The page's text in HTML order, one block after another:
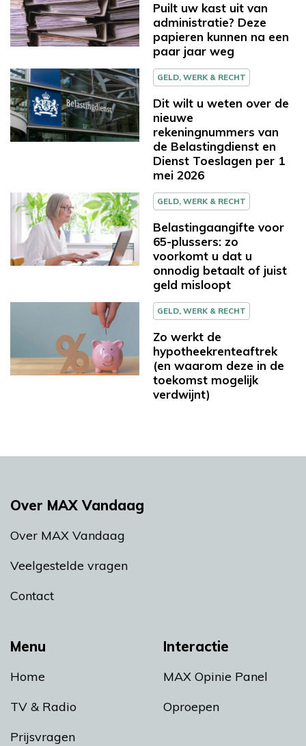
Puilt uw kast uit van
administratie? Deze
papieren kunnen na een
paar jaar weg
GELD, WERK & RECHT
Dit wilt u weten over de
nieuwe
rekeningnummers van
de Belastingdienst en
Dienst Toeslagen per 1
mei 2026
GELD, WERK & RECHT
Belastingaangifte voor
65-plussers: zo
voorkomt u dat u
onnodig betaalt of juist
geld misloopt
GELD, WERK & RECHT
Zo werkt de
hypotheekrenteaftrek
(en waarom deze in de
toekomst mogelijk
verdwijnt)
Menu
Home
TV & Radio
Prijsvragen
Interactie
MAX Opinie Panel
Oproepen
Over MAX Vandaag
Over MAX Vandaag
Veelgestelde vragen
Contact